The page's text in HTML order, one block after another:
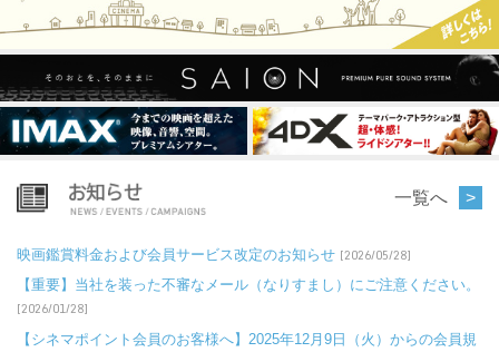
一覧へ
映画鑑賞料金および会員サービス改定のお知らせ [2026/05/28]
【重要】当社を装った不審なメール（なりすまし）にご注意ください。
[2026/01/28]
【シネマポイント会員のお客様へ】2025年12月9日（火）からの会員規